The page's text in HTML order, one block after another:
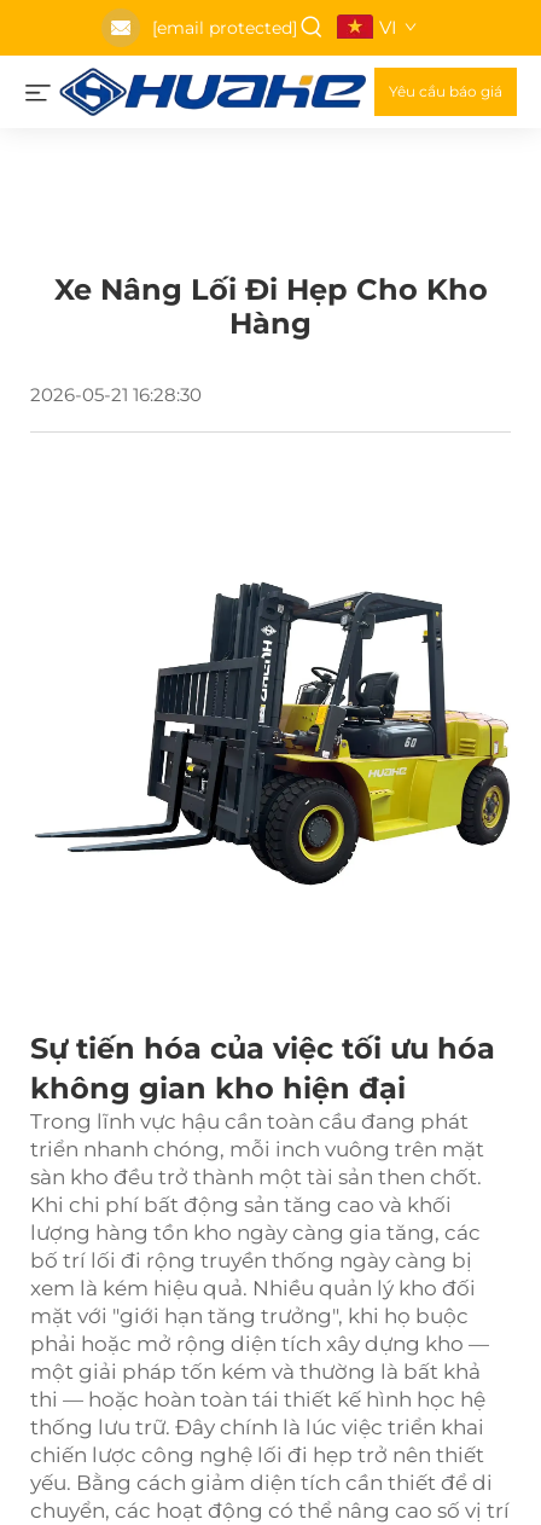
[email protected] VI
Yêu cầu báo giá
Xe Nâng Lối Đi Hẹp Cho Kho
Hàng
2026-05-21 16:28:30
Sự tiến hóa của việc tối ưu hóa
không gian kho hiện đại
Trong lĩnh vực hậu cần toàn cầu đang phát
triển nhanh chóng, mỗi inch vuông trên mặt
sàn kho đều trở thành một tài sản then chốt.
Khi chi phí bất động sản tăng cao và khối
lượng hàng tồn kho ngày càng gia tăng, các
bố trí lối đi rộng truyền thống ngày càng bị
xem là kém hiệu quả. Nhiều quản lý kho đối
mặt với "giới hạn tăng trưởng", khi họ buộc
phải hoặc mở rộng diện tích xây dựng kho —
một giải pháp tốn kém và thường là bất khả
thi — hoặc hoàn toàn tái thiết kế hình học hệ
thống lưu trữ. Đây chính là lúc việc triển khai
chiến lược công nghệ lối đi hẹp trở nên thiết
yếu. Bằng cách giảm diện tích cần thiết để di
chuyển, các hoạt động có thể nâng cao số vị trí